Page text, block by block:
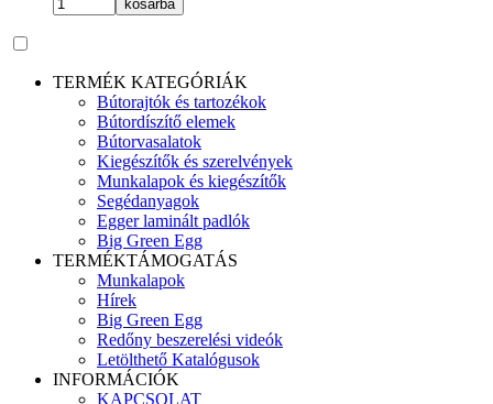
kosárba
TERMÉK KATEGÓRIÁK
Bútorajtók és tartozékok
Bútordíszítő elemek
Bútorvasalatok
Kiegészítők és szerelvények
Munkalapok és kiegészítők
Segédanyagok
Egger laminált padlók
Big Green Egg
TERMÉKTÁMOGATÁS
Munkalapok
Hírek
Big Green Egg
Redőny beszerelési videók
Letölthető Katalógusok
INFORMÁCIÓK
KAPCSOLAT